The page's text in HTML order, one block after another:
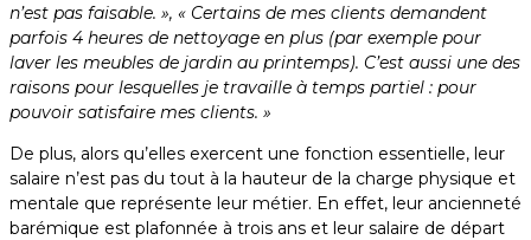
n’est pas faisable. », « Certains de mes clients demandent
parfois 4 heures de nettoyage en plus (par exemple pour
laver les meubles de jardin au printemps). C’est aussi une des
raisons pour lesquelles je travaille à temps partiel : pour
pouvoir satisfaire mes clients. »
De plus, alors qu’elles exercent une fonction essentielle, leur
salaire n’est pas du tout à la hauteur de la charge physique et
mentale que représente leur métier. En effet, leur ancienneté
barémique est plafonnée à trois ans et leur salaire de départ